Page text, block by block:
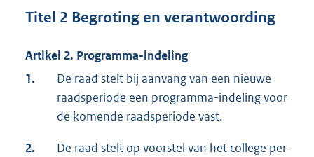
Titel 2 Begroting en verantwoording
Artikel 2. Programma-indeling
1.
De raad stelt bij aanvang van een nieuwe
raadsperiode een programma-indeling voor
de komende raadsperiode vast.
2.
De raad stelt op voorstel van het college per